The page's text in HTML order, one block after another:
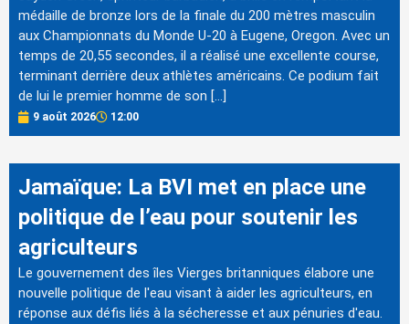
médaille de bronze lors de la finale du 200 mètres masculin
aux Championnats du Monde U-20 à Eugene, Oregon. Avec un
temps de 20,55 secondes, il a réalisé une excellente course,
terminant derrière deux athlètes américains. Ce podium fait
de lui le premier homme de son […]
9 août 2026 12:00
Jamaïque: La BVI met en place une
politique de l’eau pour soutenir les
agriculteurs
Le gouvernement des îles Vierges britanniques élabore une
nouvelle politique de l'eau visant à aider les agriculteurs, en
réponse aux défis liés à la sécheresse et aux pénuries d'eau.